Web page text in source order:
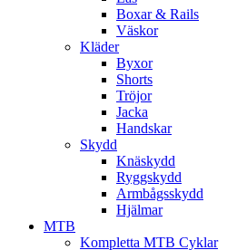
Boxar & Rails
Väskor
Kläder
Byxor
Shorts
Tröjor
Jacka
Handskar
Skydd
Knäskydd
Ryggskydd
Armbågsskydd
Hjälmar
MTB
Kompletta MTB Cyklar